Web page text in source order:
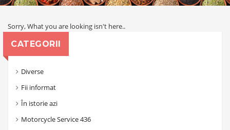
Sorry, What you are looking isn't here..
CATEGORII
Diverse
Fii informat
În istorie azi
Motorcycle Service 436